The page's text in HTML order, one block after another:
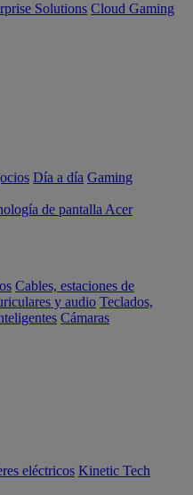
Solutions Cloud Gaming
Día a día Gaming
de pantalla Acer
Cables, estaciones de
y audio Teclados,
Cámaras
eléctricos Kinetic Tech